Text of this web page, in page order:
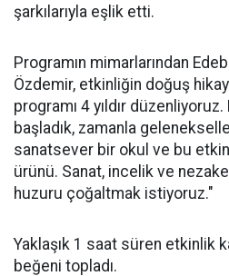
şarkılarıyla eşlik etti.
Programın mimarlarından
Özdemir, etkinliğin doğuş
programı 4 yıldır
başladık, zamanla
sanatsever bir okul ve bu
ürünü. Sanat, incelik ve
huzuru çoğaltmak istiyoruz."
Yaklaşık 1 saat süren etkinlik
beğeni topladı.